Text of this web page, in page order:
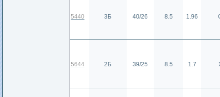
5440 3Б 40/26 8.5 1.96
5644 2Б 39/25 8.5 1.7